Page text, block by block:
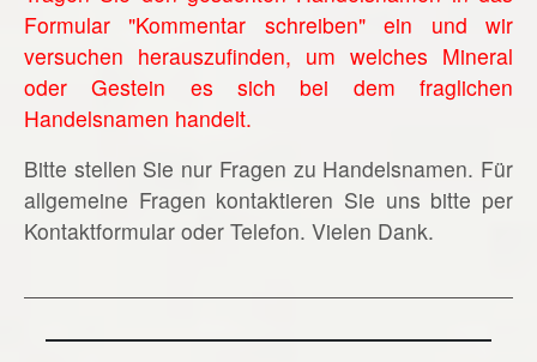
Formular "Kommentar schreiben" ein und wir
versuchen herauszufinden, um welches Mineral
oder Gestein es sich bei dem fraglichen
Handelsnamen handelt.
Bitte stellen Sie nur Fragen zu Handelsnamen. Für
allgemeine Fragen kontaktieren Sie uns bitte per
Kontaktformular oder Telefon. Vielen Dank.